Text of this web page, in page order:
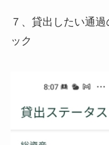
７、貸出したい通
ック